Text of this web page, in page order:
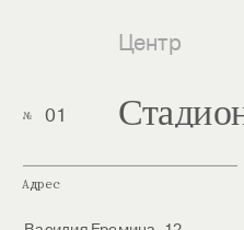
Центр
01
№
Адрес